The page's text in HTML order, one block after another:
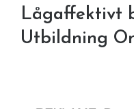
Lågaffektivt
Utbildning